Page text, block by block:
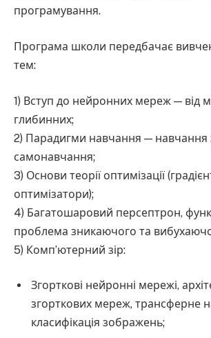
програмування.
Програма школи передбачає
тем:
1) Вступ до нейронних мереж — від
глибинних;
2) Парадигми навчання — навчання
самонавчання;
3) Основи теорії оптимізації
оптимізатори);
4) Багатошаровий персептрон,
проблема зникаючого та
5) Комп’ютерний зір:
Згорткові нейронні мережі,
згорткових мереж, трансферне
класифікація зображень;